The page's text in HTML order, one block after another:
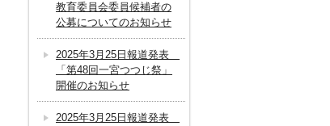
教育委員会委員候補者の
公募についてのお知らせ
2025年3月25日報道発表
「第48回一宮つつじ祭」
開催のお知らせ
2025年3月25日報道発表